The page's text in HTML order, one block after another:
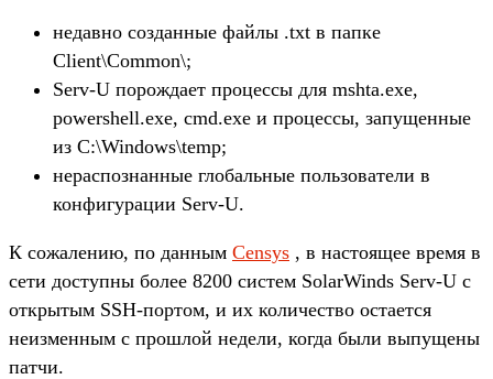
недавно созданные файлы .txt в папке
Client\Common\;
Serv-U порождает процессы для mshta.exe,
powershell.exe, cmd.exe и процессы, запущенные
из C:\Windows\temp;
нераспознанные глобальные пользователи в
конфигурации Serv-U.
К сожалению, по данным Censys , в настоящее время в
сети доступны более 8200 систем SolarWinds Serv-U с
открытым SSH-портом, и их количество остается
неизменным с прошлой недели, когда были выпущены
патчи.